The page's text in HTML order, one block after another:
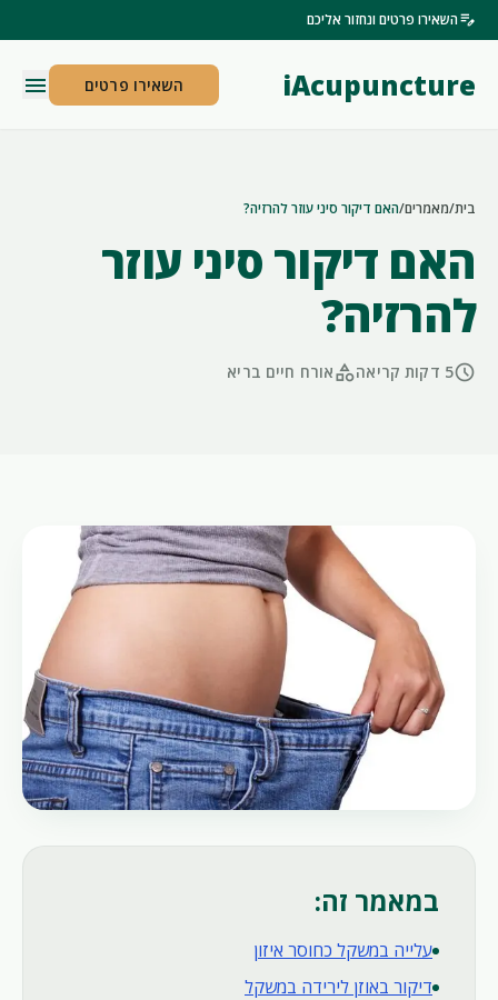
edit_noteהשאירו פרטים ונחזור אליכם
iAcupuncture השאירו פרטים menu
בית/מאמרים/האם דיקור סיני עוזר להרזיה?
האם דיקור סיני עוזר
להרזיה?
schedule5 דקות קריאה categoryאורח חיים בריא
במאמר זה:
עלייה במשקל כחוסר איזון
דיקור באוזן לירידה במשקל